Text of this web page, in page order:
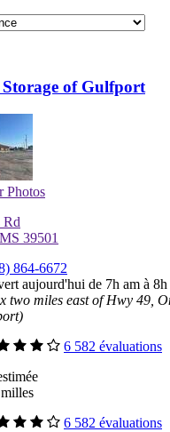
of Gulfport
Photos
Rd
39501
864-6672
aujourd'hui de 7h am à
two miles east of Hwy 49,
6 582 évaluations
6 582 évaluations